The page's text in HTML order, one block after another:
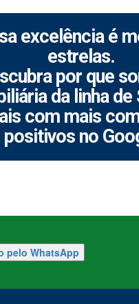
excelência é
estrelas.
por que
da linha de
com mais
positivos no
pelo WhatsApp